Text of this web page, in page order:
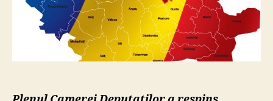
oficială
în
administrațiile
publice
locale